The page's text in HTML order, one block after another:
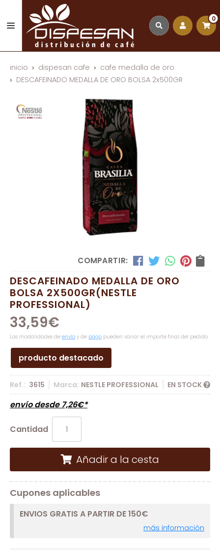
0
inicio dispesan cafe
cafe medalla de oro
DESCAFEINADO MEDALLA DE ORO BOLSA 2x500GR
COMPARTIR:
DESCAFEINADO MEDALLA DE ORO
BOLSA 2X500GR(NESTLE
PROFESSIONAL)
33,59€
Las modalidades de envío y de pago pueden variar el importe final del pedido.
producto destacado
Ref.: 3615 Marca: NESTLE PROFESSIONAL EN STOCK
envío desde 7,26€*
Cantidad
Añadir a la cesta
Cupones aplicables
ENVIOS GRATIS A PARTIR DE 150€
más información